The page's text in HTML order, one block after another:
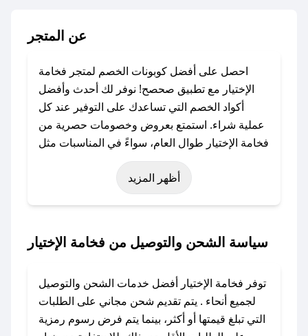
عن المتجر
احصل على أفضل كوبونات الخصم لمتجر فخامة
الإختيار مع تطبيق صحصح! نوفر لك أحدث وأفضل
أكواد الخصم التي تساعدك على التوفير عند كل
عملية شراء. استمتع بعروض وخصومات حصرية من
فخامة الإختيار طوال العام، سواءً في المناسبات مثل
عيد الفطر، عيد الأضحى، الجمعة البيضاء (شهر
نوفمبر)، رمضان، اليوم الوطني، يوم التأسيس، أو
حتى عروض خاصة أخرى.
باستخدام تطبيق صحصح، يمكنك العثور بسهولة على
الكوبون، تواصل معنا عبر تويتر أو البريد الإلكتروني
لإضافته بسرعة.
أظهر المزيد
سياسة الشحن والتوصيل من فخامة الإختيار
توفر فخامة الإختيار أفضل خدمات الشحن والتوصيل
لجميع أنحاء . يتم تقديم شحن مجاني على الطلبات
التي تبلغ قيمتها أو أكثر، بينما يتم فرض رسوم رمزية